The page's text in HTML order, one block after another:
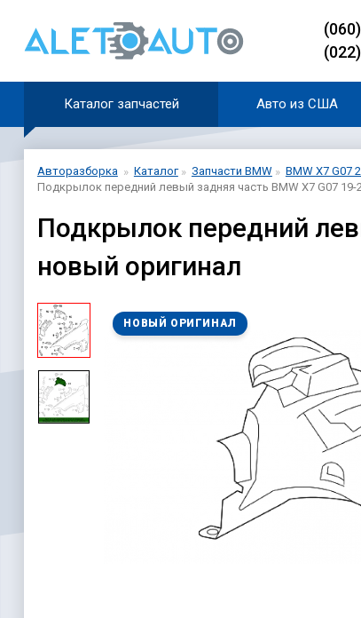
Каталог запчастей Авто из США
Авторазборка Каталог Запчасти BMW BMW X7 G07
Подкрылок передний левый задняя часть BMW X7 G07 19-
Подкрылок передний
новый оригинал
НОВЫЙ ОРИГИНАЛ